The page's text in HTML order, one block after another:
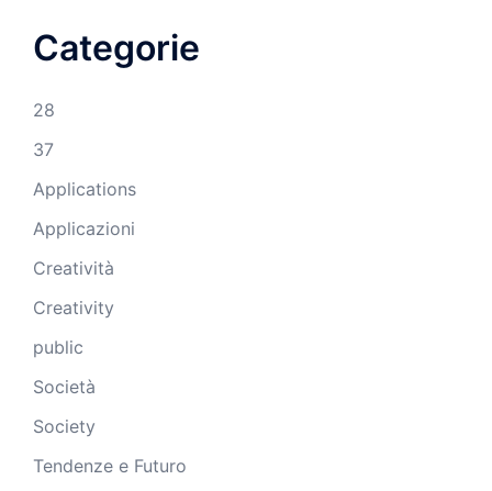
Categorie
28
37
Applications
Applicazioni
Creatività
Creativity
public
Società
Society
Tendenze e Futuro